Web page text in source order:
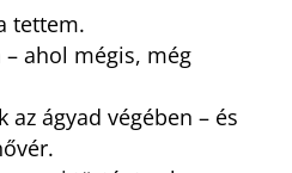
tettem.
ahol mégis, még
ágyad végében – és